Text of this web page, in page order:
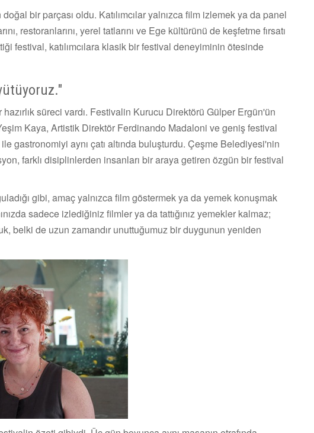
bir parçası oldu. Katılımcılar yalnızca film izlemek ya da panel
restoranlarını, yerel tatlarını ve Ege kültürünü de keşfetme fırsatı
festival, katılımcılara klasik bir festival deneyiminin ötesinde
süreci vardı. Festivalin Kurucu Direktörü Gülper Ergün'ün
Kaya, Artistik Direktör Ferdinando Madaloni ve geniş festival
gastronomiyi aynı çatı altında buluşturdu. Çeşme Belediyesi'nin
farklı disiplinlerden insanları bir araya getiren özgün bir festival
gibi, amaç yalnızca film göstermek ya da yemek konuşmak
sadece izlediğiniz filmler ya da tattığınız yemekler kalmaz;
belki de uzun zamandır unuttuğumuz bir duygunun yeniden